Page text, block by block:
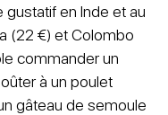
gustatif en Inde et au
(22 €) et Colombo
commander un
à un poulet
gâteau de semoule